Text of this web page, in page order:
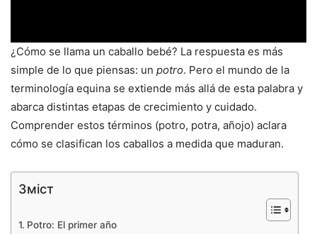
¿Cómo se llama un caballo bebé? La respuesta es más
simple de lo que piensas: un potro. Pero el mundo de la
terminología equina se extiende más allá de esta palabra y
abarca distintas etapas de crecimiento y cuidado.
Comprender estos términos (potro, potra, añojo) aclara
cómo se clasifican los caballos a medida que maduran.
Зміст
Potro: El primer año